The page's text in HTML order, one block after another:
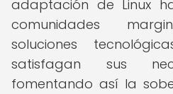
adaptación de Linux
comunidades
soluciones
satisfagan sus
fomentando así la